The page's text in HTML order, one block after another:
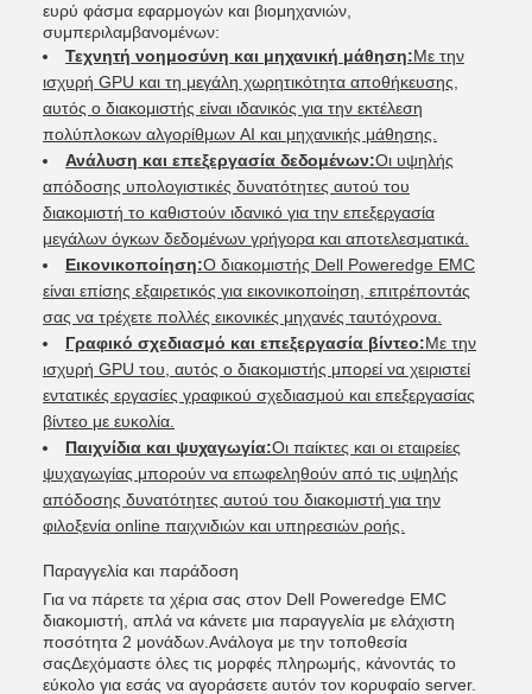
ευρύ φάσμα εφαρμογών και βιομηχανιών,
συμπεριλαμβανομένων:
Τεχνητή νοημοσύνη και μηχανική μάθηση:Με την
ισχυρή GPU και τη μεγάλη χωρητικότητα αποθήκευσης,
αυτός ο διακομιστής είναι ιδανικός για την εκτέλεση
πολύπλοκων αλγορίθμων AI και μηχανικής μάθησης.
Ανάλυση και επεξεργασία δεδομένων:Οι υψηλής
απόδοσης υπολογιστικές δυνατότητες αυτού του
διακομιστή το καθιστούν ιδανικό για την επεξεργασία
μεγάλων όγκων δεδομένων γρήγορα και αποτελεσματικά.
Εικονικοποίηση:Ο διακομιστής Dell Poweredge EMC
είναι επίσης εξαιρετικός για εικονικοποίηση, επιτρέποντάς
σας να τρέχετε πολλές εικονικές μηχανές ταυτόχρονα.
Γραφικό σχεδιασμό και επεξεργασία βίντεο:Με την
ισχυρή GPU του, αυτός ο διακομιστής μπορεί να χειριστεί
εντατικές εργασίες γραφικού σχεδιασμού και επεξεργασίας
βίντεο με ευκολία.
Παιχνίδια και ψυχαγωγία:Οι παίκτες και οι εταιρείες
ψυχαγωγίας μπορούν να επωφεληθούν από τις υψηλής
απόδοσης δυνατότητες αυτού του διακομιστή για την
φιλοξενία online παιχνιδιών και υπηρεσιών ροής.
Παραγγελία και παράδοση
Για να πάρετε τα χέρια σας στον Dell Poweredge EMC
διακομιστή, απλά να κάνετε μια παραγγελία με ελάχιστη
ποσότητα 2 μονάδων.Ανάλογα με την τοποθεσία
σαςΔεχόμαστε όλες τις μορφές πληρωμής, κάνοντάς το
εύκολο για εσάς να αγοράσετε αυτόν τον κορυφαίο server.